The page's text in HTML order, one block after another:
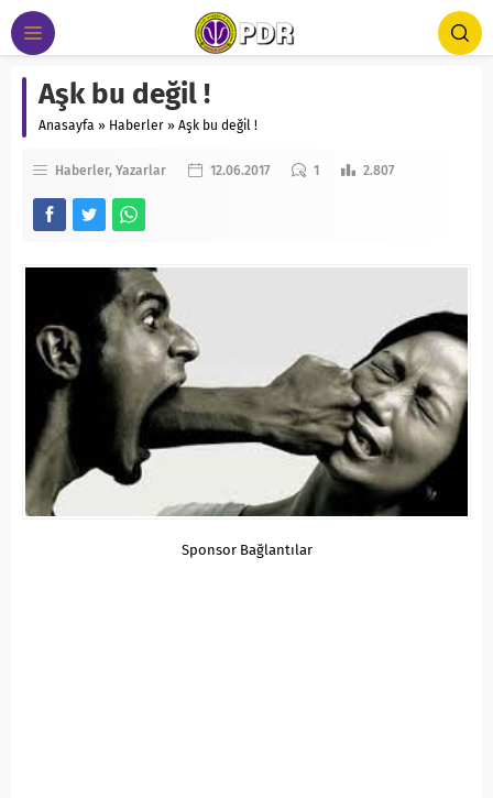
Aşk bu değil !
Anasayfa » Haberler » Aşk bu değil !
Haberler Yazarlar 12.06.2017 1 2.807
Sponsor Bağlantılar